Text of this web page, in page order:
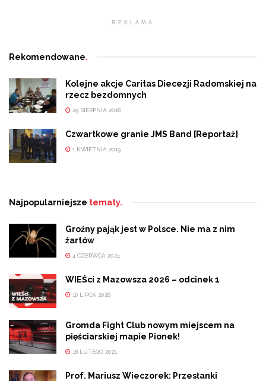
REKLAMA
Rekomendowane.
Kolejne akcje Caritas Diecezji Radomskiej na
rzecz bezdomnych
29 SIERPNIA 2018
Czwartkowe granie JMS Band [Reportaż]
1 KWIETNIA 2019
Najpopularniejsze tematy.
Groźny pająk jest w Polsce. Nie ma z nim
żartów
4 CZERWCA 2024
WIEŚci z Mazowsza 2026 – odcinek 1
16 LIPCA 2026
Gromda Fight Club nowym miejscem na
pięściarskiej mapie Pionek!
18 LUTEGO 2021
Prof. Mariusz Wieczorek: Przesłanki